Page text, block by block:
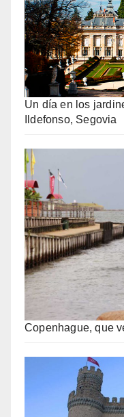
Un día en los
Ildefonso, Segovia
Copenhague, que